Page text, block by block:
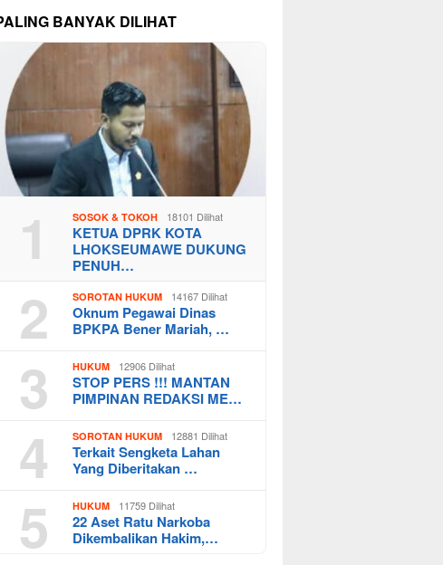
BANYAK DILIHAT
1 SOSOK & TOKOH 18101 Dilihat
KETUA DPRK KOTA
LHOKSEUMAWE DUKUNG
PENUH…
2 SOROTAN HUKUM 14167 Dilihat
Oknum Pegawai Dinas
BPKPA Bener Mariah, …
3 HUKUM 12906 Dilihat
STOP PERS !!! MANTAN
PIMPINAN REDAKSI ME…
4 SOROTAN HUKUM 12881 Dilihat
Terkait Sengketa Lahan
Yang Diberitakan …
5 HUKUM 11759 Dilihat
22 Aset Ratu Narkoba
Dikembalikan Hakim,…